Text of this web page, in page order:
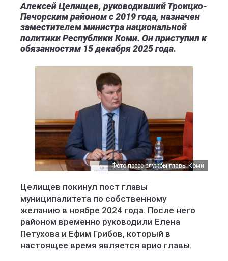
Алексей Целищев, руководивший Троицко-
Печорским районом с 2019 года, назначен
заместителем министра национальной
политики Республики Коми. Он приступил к
обязанностям 15 декабря 2025 года.
Фото пресс-службы главы Коми
Целищев покинул пост главы
муниципалитета по собственному
желанию в ноябре 2024 года. После него
районом временно руководили Елена
Петухова и Ефим Грибов, который в
настоящее время является врио главы.